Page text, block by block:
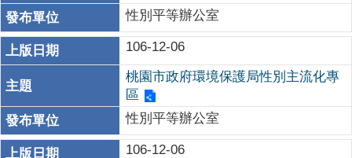
性別平等辦公室
106-12-06
桃園市政府環境保護局性別主流化專
區
性別平等辦公室
106-12-06